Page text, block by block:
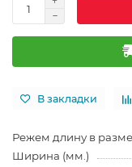
В закладки
Режем длину в
Ширина (мм.)